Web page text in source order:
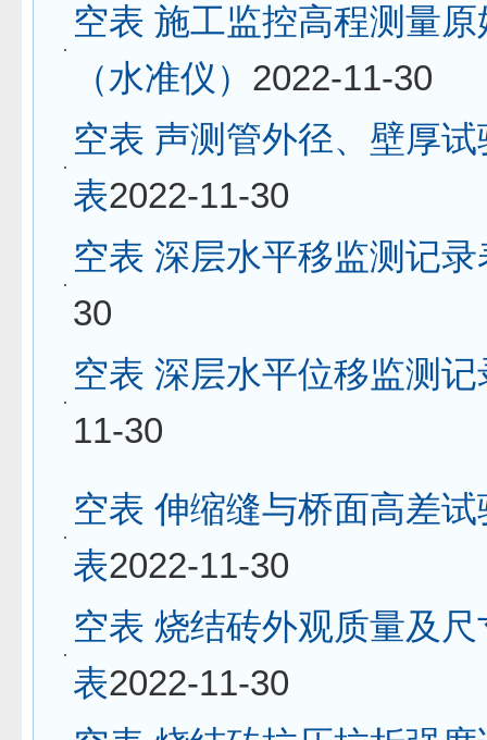
空表 施工监控高程测量
（水准仪） 2022-11-30
空表 声测管外径、壁厚
表2022-11-30
空表 深层水平移监测记录
30
空表 深层水平位移监测记
11-30
空表 伸缩缝与桥面高差
表2022-11-30
空表 烧结砖外观质量及
表2022-11-30